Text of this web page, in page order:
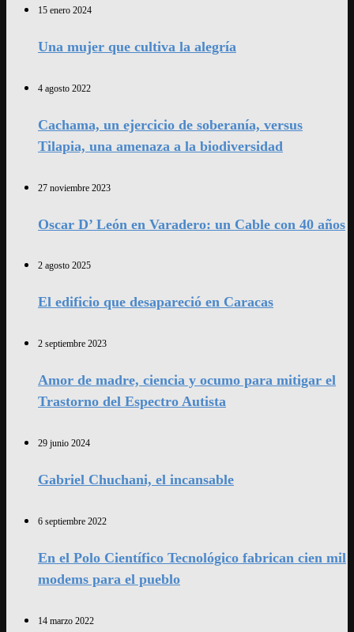
15 enero 2024
Una mujer que cultiva la alegría
4 agosto 2022
Cachama, un ejercicio de soberanía, versus
Tilapia, una amenaza a la biodiversidad
27 noviembre 2023
Oscar D’ León en Varadero: un Cable con 40 años
2 agosto 2025
El edificio que desapareció en Caracas
2 septiembre 2023
Amor de madre, ciencia y ocumo para mitigar el
Trastorno del Espectro Autista
29 junio 2024
Gabriel Chuchani, el incansable
6 septiembre 2022
En el Polo Científico Tecnológico fabrican cien mil
modems para el pueblo
14 marzo 2022